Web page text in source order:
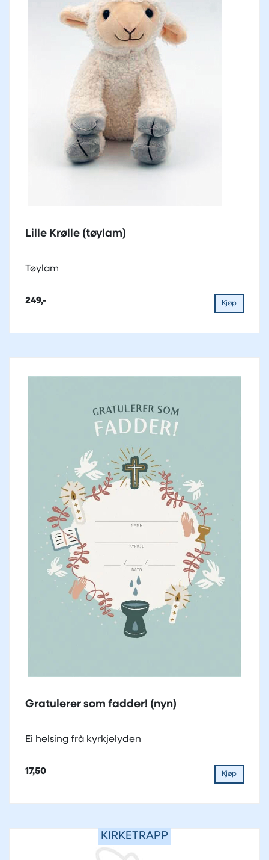
Lille Krølle (tøylam)
Tøylam
249,- Kjøp
Gratulerer som fadder! (nyn)
Ei helsing frå kyrkjelyden
17,50 Kjøp
KIRKETRAPP